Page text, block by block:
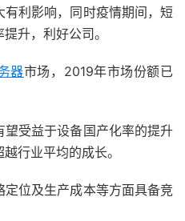
利影响，同时疫情期间，短
升，利好公司。
器市场，2019年市场份额已
受益于设备国产化率的提升
行业平均的成长。
位及生产成本等方面具备竞